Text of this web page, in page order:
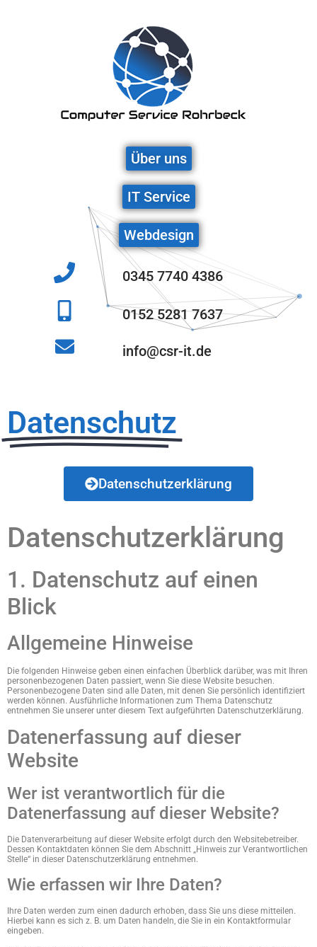
Über uns
IT Service
Webdesign
0345 7740 4386
0152 5281 7637
info@csr-it.de
Datenschutz
Datenschutzerklärung
Datenschutz­erklärung
1. Datenschutz auf einen
Blick
Allgemeine Hinweise
Die folgenden Hinweise geben einen einfachen Überblick darüber, was mit Ihren
personenbezogenen Daten passiert, wenn Sie diese Website besuchen.
Personenbezogene Daten sind alle Daten, mit denen Sie persönlich identifiziert
werden können. Ausführliche Informationen zum Thema Datenschutz
entnehmen Sie unserer unter diesem Text aufgeführten Datenschutzerklärung.
Datenerfassung auf dieser
Website
Wer ist verantwortlich für die
Datenerfassung auf dieser Website?
Die Datenverarbeitung auf dieser Website erfolgt durch den Websitebetreiber.
Dessen Kontaktdaten können Sie dem Abschnitt „Hinweis zur Verantwortlichen
Stelle“ in dieser Datenschutzerklärung entnehmen.
Wie erfassen wir Ihre Daten?
Ihre Daten werden zum einen dadurch erhoben, dass Sie uns diese mitteilen.
Hierbei kann es sich z. B. um Daten handeln, die Sie in ein Kontaktformular
eingeben.